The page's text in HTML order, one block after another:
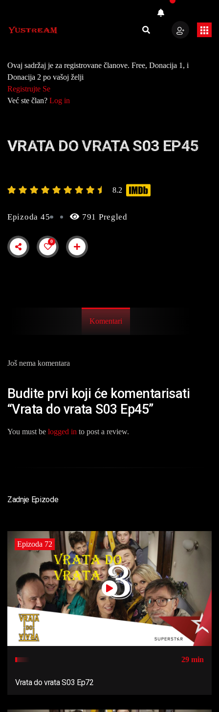
Ovaj sadržaj je za registrovane članove. Free, Donacija 1, i
Donacija 2 po vašoj želji
Registrujte Se
Već ste član? Log in
VRATA DO VRATA S03 EP45
8.2
Epizoda 45 791 Pregled
0
Komentari
Još nema komentara
Budite prvi koji će komentarisati
“Vrata do vrata S03 Ep45”
You must be logged in to post a review.
Zadnje Epizode
Epizoda 72
29 min
Vrata do vrata S03 Ep72